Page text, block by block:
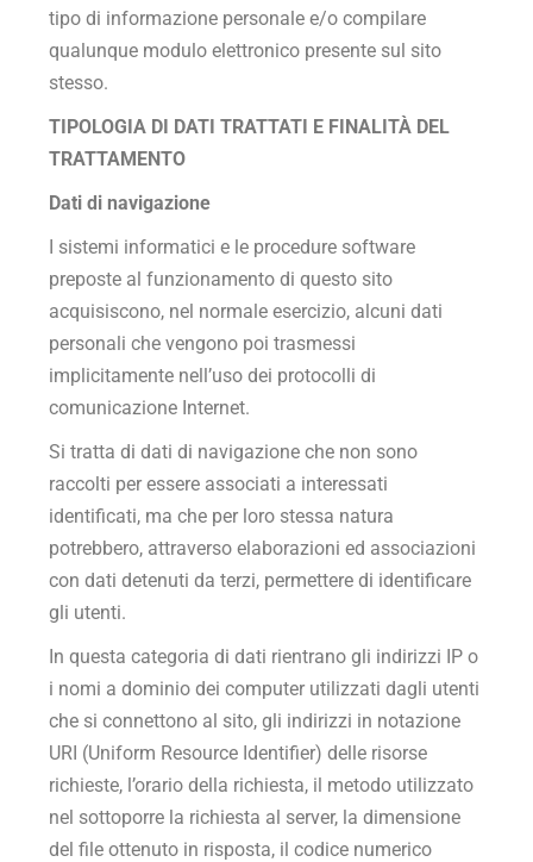
tipo di informazione personale e/o compilare
qualunque modulo elettronico presente sul sito
stesso.
TIPOLOGIA DI DATI TRATTATI E FINALITÀ DEL
TRATTAMENTO
Dati di navigazione
I sistemi informatici e le procedure software
preposte al funzionamento di questo sito
acquisiscono, nel normale esercizio, alcuni dati
personali che vengono poi trasmessi
implicitamente nell’uso dei protocolli di
comunicazione Internet.
Si tratta di dati di navigazione che non sono
raccolti per essere associati a interessati
identificati, ma che per loro stessa natura
potrebbero, attraverso elaborazioni ed associazioni
con dati detenuti da terzi, permettere di identificare
gli utenti.
In questa categoria di dati rientrano gli indirizzi IP o
i nomi a dominio dei computer utilizzati dagli utenti
che si connettono al sito, gli indirizzi in notazione
URI (Uniform Resource Identifier) delle risorse
richieste, l’orario della richiesta, il metodo utilizzato
nel sottoporre la richiesta al server, la dimensione
del file ottenuto in risposta, il codice numerico